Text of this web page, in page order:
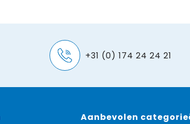
+31 (0) 174 24 24 21
Aanbevolen